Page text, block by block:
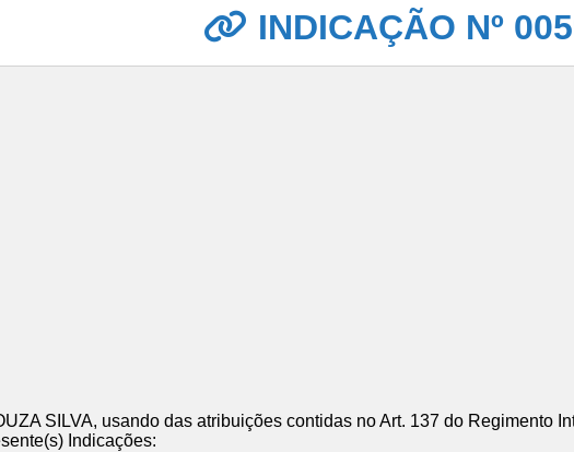
INDICAÇÃO Nº
SILVA, usando das atribuições contidas no Art. 137 do Regimento
Indicações: